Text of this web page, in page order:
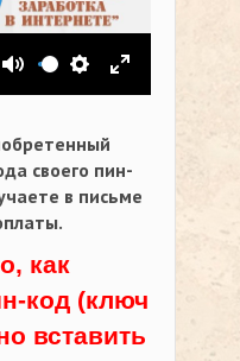
Выключить звук
Настройки
На весь
своего пин-
в письме
как
код (ключ
вставить